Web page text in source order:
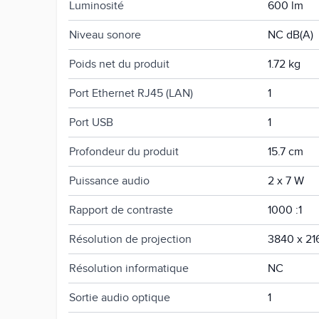
Luminosité 600 lm
Niveau sonore NC dB(A)
Poids net du produit 1.72 kg
Port Ethernet RJ45 (LAN) 1
Port USB 1
Profondeur du produit 15.7 cm
Puissance audio 2 x 7 W
Rapport de contraste 1000 :1
Résolution de projection 3840 x
Résolution informatique NC
Sortie audio optique 1